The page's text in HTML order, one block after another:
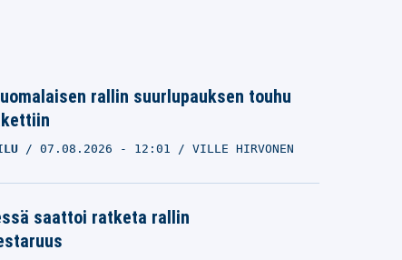
rallin suurlupauksen touhu
07.08.2026 - 12:01 VILLE HIRVONEN
saattoi ratketa rallin